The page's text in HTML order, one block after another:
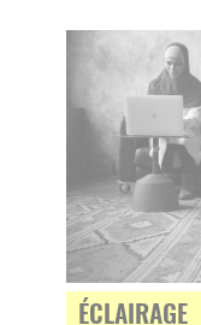
ÉCLAIRAGE